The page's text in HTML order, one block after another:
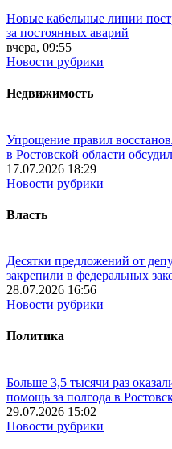
Новые кабельные линии
за постоянных аварий
вчера, 09:55
Новости рубрики
Недвижимость
Упрощение правил
в Ростовской области
17.07.2026 18:29
Новости рубрики
Власть
Десятки предложений от
закрепили в федеральных
28.07.2026 16:56
Новости рубрики
Политика
Больше 3,5 тысячи раз
помощь за полгода в
29.07.2026 15:02
Новости рубрики